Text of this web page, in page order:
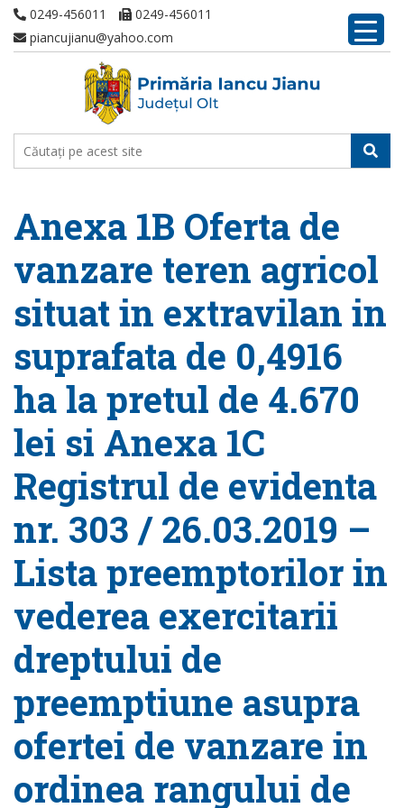
0249-456011
0249-456011
piancujianu@yahoo.com
Anexa 1B Oferta de
vanzare teren agricol
situat in extravilan in
suprafata de 0,4916
ha la pretul de 4.670
lei si Anexa 1C
Registrul de evidenta
nr. 303 / 26.03.2019 –
Lista preemptorilor in
vederea exercitarii
dreptului de
preemptiune asupra
ofertei de vanzare in
ordinea rangului de